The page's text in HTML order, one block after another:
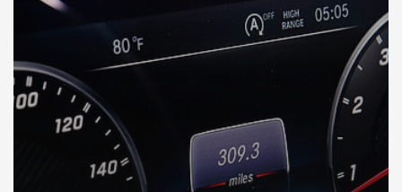
DÉCOUVREZ VOTRE INSPECTION AUTO en Bulgarie